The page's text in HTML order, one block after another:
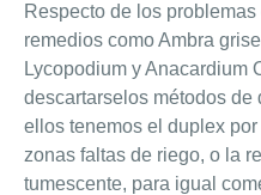
Respecto de los
remedios como Ambra
Lycopodium y Anacardium
descartarselos métodos
ellos tenemos el duplex
zonas faltas de riego, o la
tumescente, para igual